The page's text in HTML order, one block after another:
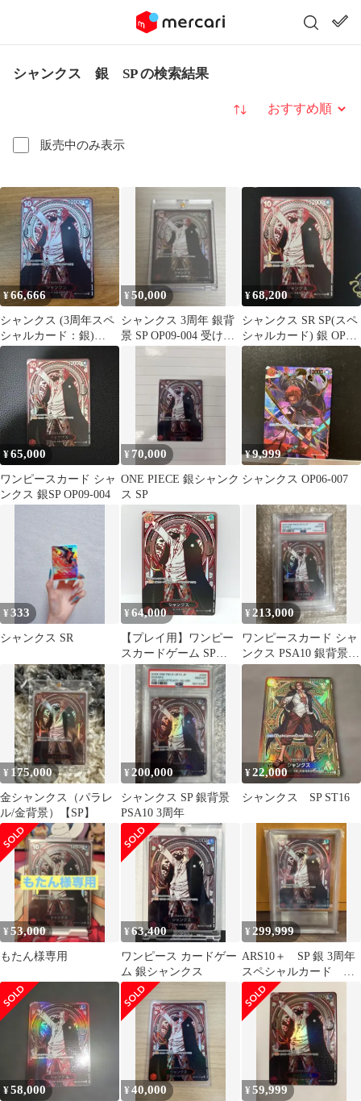
シャンクス 銀 SP の検索結果
販売中のみ表示
並び替え
¥66,666
シャンクス (3周年スペ
シャルカード：銀)
OP09-004 銀背景 SP
¥50,000
シャンクス 3周年 銀背
景 SP OP09-004 受け継
¥68,200
シャンクス SR SP(スペ
シャルカード) 銀 OP09-
004
¥65,000
ワンピースカード シャ
ンクス 銀SP OP09-004
¥ 70,000
ONE PIECE 銀シャンク
ス SP
¥9,999
シャンクス OP06-007
¥333
シャンクス SR
¥64,000
【プレイ用】ワンピー
スカードゲーム SP
OP09-004 シャンクス 3
周年 銀背景 ダメージあ
り [CC0416-048]
¥213,000
ワンピースカード シャ
ンクス PSA10 銀背景
コミパラ
¥ 175,000
金シャンクス（パラレ
ル/金背景）【SP】
¥ 200,000
シャンクス SP 銀背景
PSA10 3周年
¥22,000
シャンクス SP ST16
¥53,000
もたん様専用
¥63,400
ワンピース カードゲー
ム 銀シャンクス
¥ 299,999
ARS10＋ SP 銀 3周年
スペシャルカード シ
ャンクス
¥58,000 ¥40,000 ¥59,999